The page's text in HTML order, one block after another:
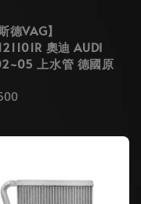
德VAG】
奧迪 AUDI
上水管 德國原